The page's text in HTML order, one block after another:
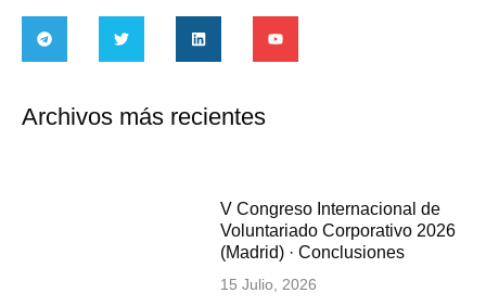
Archivos más recientes
V Congreso Internacional de
Voluntariado Corporativo 2026
(Madrid) · Conclusiones
15 Julio, 2026